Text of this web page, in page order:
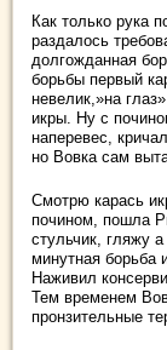
Как только рука
раздалось
долгожданная
борьбы первый
невелик,»на
икры. Ну с
наперевес,
но Вовка сам
Смотрю карась
почином, пошла
стульчик, гляжу
минутная борьба
Наживил
Тем временем
пронзительные